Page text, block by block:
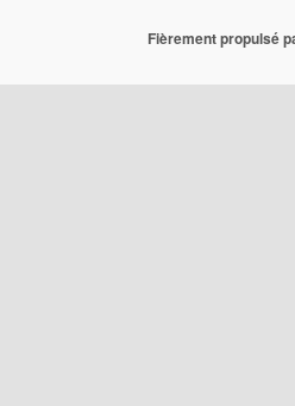
Fièrement propulsé